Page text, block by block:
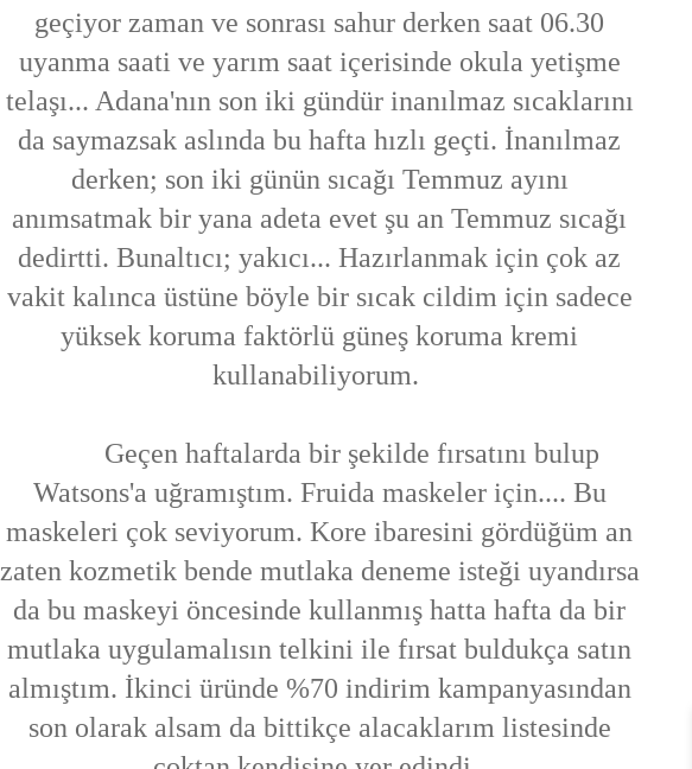
geçiyor zaman ve sonrası sahur derken saat 06.30
uyanma saati ve yarım saat içerisinde okula yetişme
telaşı... Adana'nın son iki gündür inanılmaz sıcaklarını
da saymazsak aslında bu hafta hızlı geçti. İnanılmaz
derken; son iki günün sıcağı Temmuz ayını
anımsatmak bir yana adeta evet şu an Temmuz sıcağı
dedirtti. Bunaltıcı; yakıcı... Hazırlanmak için çok az
vakit kalınca üstüne böyle bir sıcak cildim için sadece
yüksek koruma faktörlü güneş koruma kremi
kullanabiliyorum.
Geçen haftalarda bir şekilde fırsatını bulup
Watsons'a uğramıştım. Fruida maskeler için.... Bu
maskeleri çok seviyorum. Kore ibaresini gördüğüm an
zaten kozmetik bende mutlaka deneme isteği uyandırsa
da bu maskeyi öncesinde kullanmış hatta hafta da bir
mutlaka uygulamalısın telkini ile fırsat buldukça satın
almıştım. İkinci üründe %70 indirim kampanyasından
son olarak alsam da bittikçe alacaklarım listesinde